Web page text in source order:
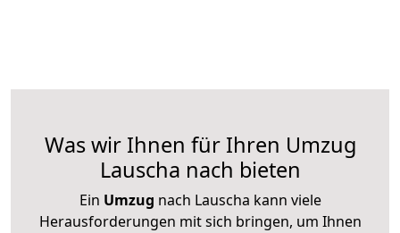
Was wir Ihnen für Ihren Umzug
Lauscha nach bieten
Ein Umzug nach Lauscha kann viele
Herausforderungen mit sich bringen, um Ihnen